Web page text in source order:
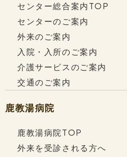
センター総合案内TOP
センターのご案内
外来のご案内
入院・入所のご案内
介護サービスのご案内
交通のご案内
鹿教湯病院
鹿教湯病院TOP
外来を受診される方へ
ページトップ
長野県厚生農業協同組合連合
鹿教湯三才山リハビリテーシ
〒386-0396
TEL 0268-44-2111